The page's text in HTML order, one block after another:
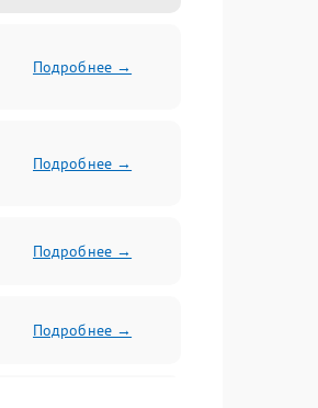
Подробнее →
Подробнее →
Подробнее →
Подробнее →